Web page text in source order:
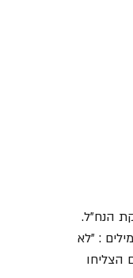
הנח"ל.
: "לא
הצליחו